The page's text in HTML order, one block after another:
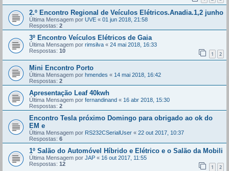
2.º Encontro Regional de Veículos Elétricos.Anadia.1,2 junho
Última Mensagem por UVE « 01 jun 2018, 21:58
Respostas: 2
3º Encontro Veículos Elétricos de Gaia
Última Mensagem por rimsilva « 24 mai 2018, 16:33
Respostas: 10 1 2
Mini Encontro Porto
Última Mensagem por hmendes « 14 mai 2018, 16:42
Respostas: 2
Apresentação Leaf 40kwh
Última Mensagem por fernandinand « 16 abr 2018, 15:30
Respostas: 2
Encontro Tesla próximo Domingo para obrigado ao ok do
EM e
Última Mensagem por RS232CSerialUser « 22 out 2017, 10:37
Respostas: 6
1º Salão do Automóvel Híbrido e Elétrico e o Salão da Mobili
Última Mensagem por JAP « 16 out 2017, 11:55
Respostas: 12 1 2